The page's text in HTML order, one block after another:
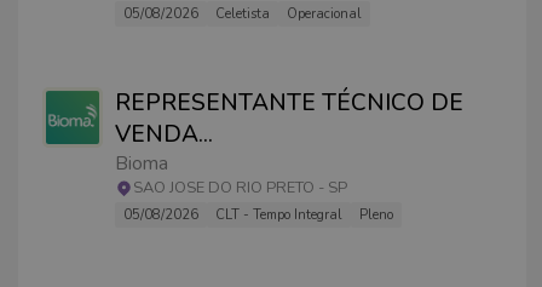
05/08/2026 Celetista Operacional
REPRESENTANTE TÉCNICO DE
VENDA...
Bioma
SAO JOSE DO RIO PRETO - SP
05/08/2026 CLT - Tempo Integral Pleno